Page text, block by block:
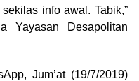
info awal. Tabik,”
Yayasan Desapolitan
Jum’at (19/7/2019)